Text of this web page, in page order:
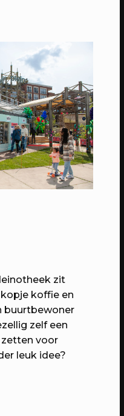
PROGRAMMA
Kapitaal
zit
koffie en
buurtbewoner
zelf een
zetten voor
leuk idee?